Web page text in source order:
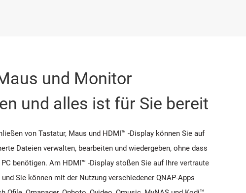
und Monitor
und alles ist für Sie bereit
von Tastatur, Maus und HDMI™ -Display können Sie auf
Dateien verwalten, bearbeiten und wiedergeben, ohne dass
benötigen. Am HDMI™ -Display stoßen Sie auf Ihre vertraute
Sie können mit der Nutzung verschiedener QNAP-Apps